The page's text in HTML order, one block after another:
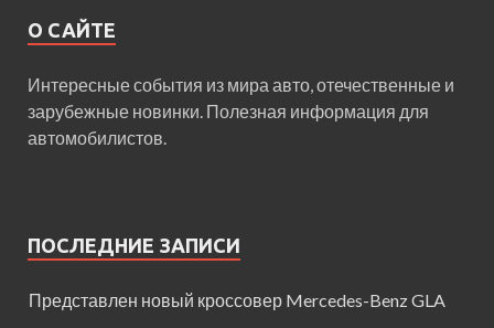
О САЙТЕ
Интересные события из мира авто, отечественные и
зарубежные новинки. Полезная информация для
автомобилистов.
ПОСЛЕДНИЕ ЗАПИСИ
Представлен новый кроссовер Mercedes-Benz GLA